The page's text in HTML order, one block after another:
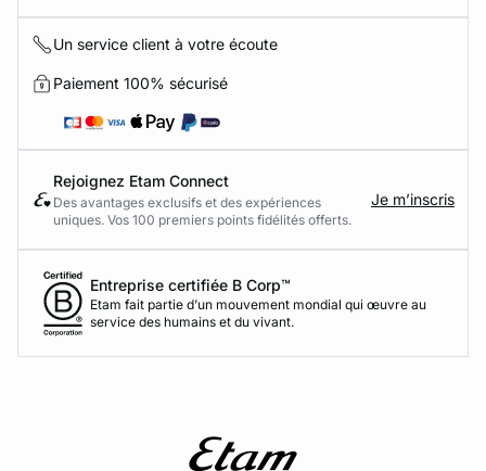
Un service client à votre écoute
Paiement 100% sécurisé
Rejoignez Etam Connect
Des avantages exclusifs et des expériences
uniques. Vos 100 premiers points fidélités offerts.
Je m’inscris
Entreprise certifiée B Corp™
Etam fait partie d’un mouvement mondial qui œuvre au
service des humains et du vivant.